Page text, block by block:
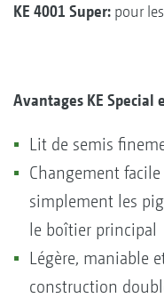
KE 4001 Super: pour
Avantages KE Special
Lit de semis
Changement
simplement les
le boîtier principal
Légère, maniable
construction